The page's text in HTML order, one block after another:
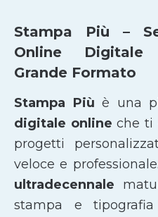
Stampa Più –
Online Digitale
Grande Formato
Stampa Più è una
digitale online che ti
progetti
veloce e
ultradecennale
stampa e